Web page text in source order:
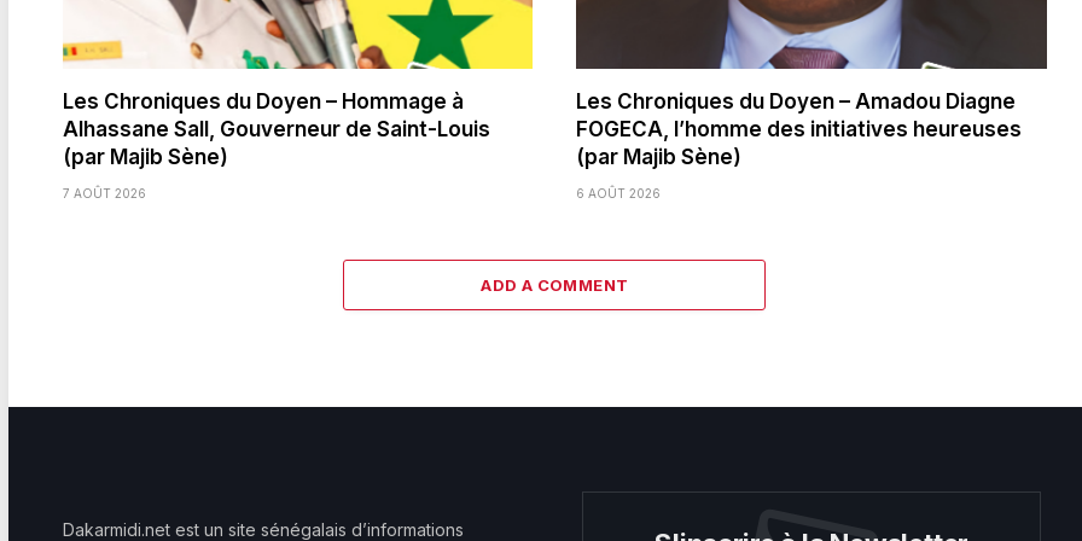
Les Chroniques du Doyen – Hommage à
Alhassane Sall, Gouverneur de Saint-Louis
(par Majib Sène)
7 AOÛT 2026
Les Chroniques du Doyen – Amadou Diagne
FOGECA, l’homme des initiatives heureuses
(par Majib Sène)
6 AOÛT 2026
ADD A COMMENT
Dakarmidi.net est un site sénégalais d’informations